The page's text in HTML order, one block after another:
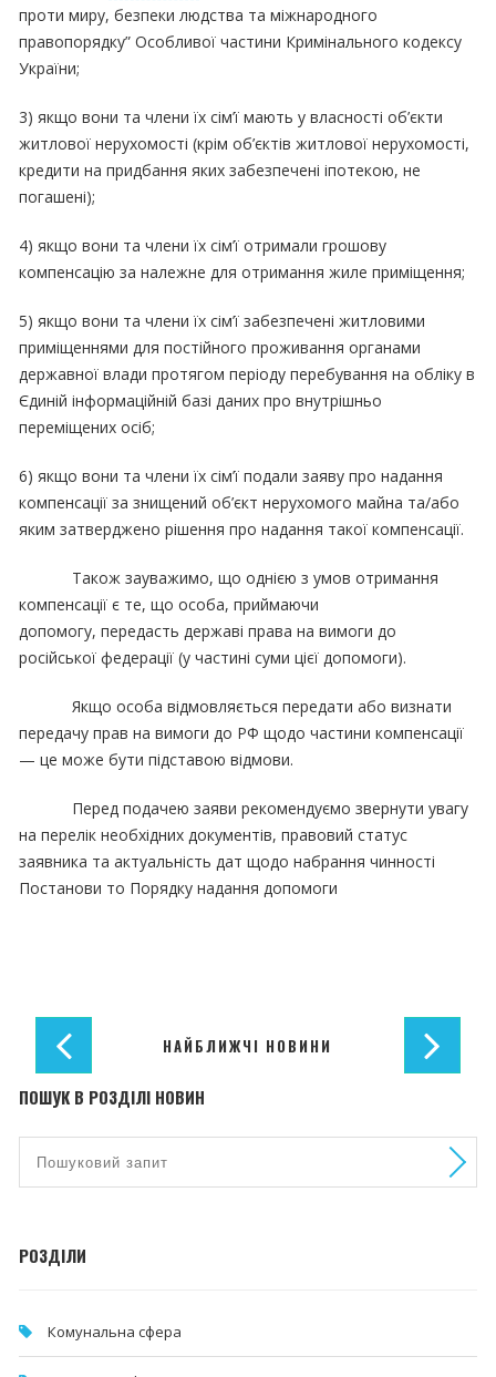
проти миру, безпеки людства та міжнародного
правопорядку” Особливої частини Кримінального кодексу
України;
3) якщо вони та члени їх сім’ї мають у власності об’єкти
житлової нерухомості (крім об’єктів житлової нерухомості,
кредити на придбання яких забезпечені іпотекою, не
погашені);
4) якщо вони та члени їх сім’ї отримали грошову
компенсацію за належне для отримання жиле приміщення;
5) якщо вони та члени їх сім’ї забезпечені житловими
приміщеннями для постійного проживання органами
державної влади протягом періоду перебування на обліку в
Єдиній інформаційній базі даних про внутрішньо
переміщених осіб;
6) якщо вони та члени їх сім’ї подали заяву про надання
компенсації за знищений об’єкт нерухомого майна та/або
яким затверджено рішення про надання такої компенсації.
Також зауважимо, що однією з умов отримання
компенсації є те, що особа, приймаючи
допомогу, передасть державі права на вимоги до
російської федерації (у частині суми цієї допомоги).
Якщо особа відмовляється передати або визнати
передачу прав на вимоги до РФ щодо частини компенсації
— це може бути підставою відмови.
Перед подачею заяви рекомендуємо звернути увагу
на перелік необхідних документів, правовий статус
заявника та актуальність дат щодо набрання чинності
Постанови то Порядку надання допомоги
НАЙБЛИЖЧІ НОВИНИ
ПОШУК В РОЗДІЛІ НОВИН
РОЗДІЛИ
Комунальна cфера